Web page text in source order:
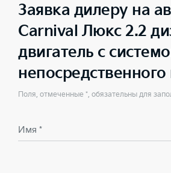
Заявка дилеру на
Carnival Люкс 2.2
двигатель с
Поля, отмеченные *, обязательны для
Имя *